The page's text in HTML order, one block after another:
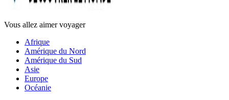
Vous allez aimer voyager
Afrique
Amérique du Nord
Amérique du Sud
Asie
Europe
Océanie